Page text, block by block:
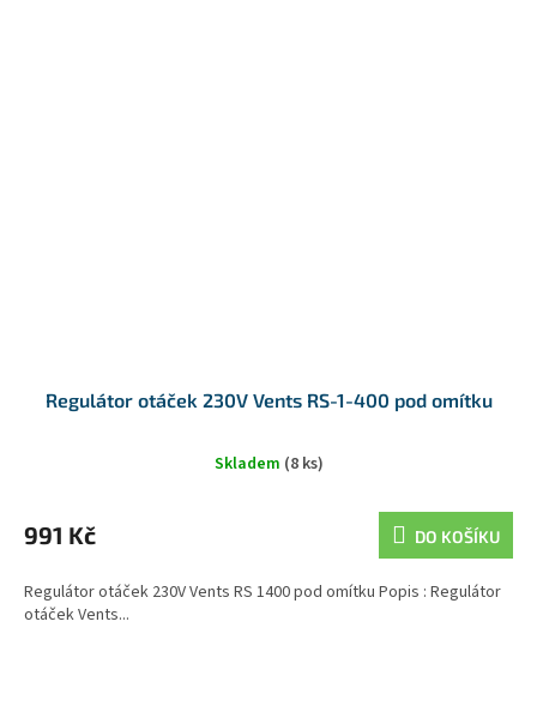
Regulátor otáček 230V Vents RS-1-400 pod omítku
Skladem (8 ks)
991 Kč DO KOŠÍKU
Regulátor otáček 230V Vents RS 1400 pod omítku Popis : Regulátor
otáček Vents...